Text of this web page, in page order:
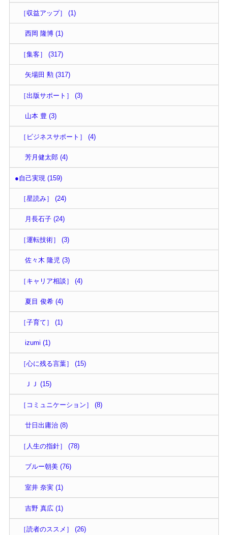
［収益アップ］ (1)
西岡 隆博 (1)
［集客］ (317)
矢場田 勲 (317)
［出版サポート］ (3)
山本 豊 (3)
［ビジネスサポート］ (4)
芳月健太郎 (4)
●自己実現 (159)
［星読み］ (24)
月長石子 (24)
［運転技術］ (3)
佐々木 隆児 (3)
［キャリア相談］ (4)
夏目 俊希 (4)
［子育て］ (1)
izumi (1)
［心に残る言葉］ (15)
ＪＪ (15)
［コミュニケーション］ (8)
廿日出庸治 (8)
［人生の指針］ (78)
ブルー朝美 (76)
室井 奈実 (1)
吉野 真広 (1)
［読者のススメ］ (26)